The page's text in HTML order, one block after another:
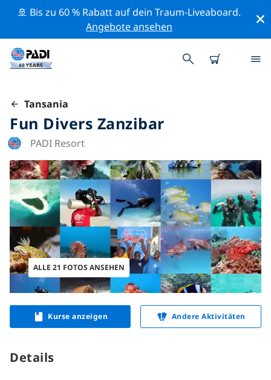
🚢 Bis zu 60 % Rabatt auf dein Traum-Liveaboard.
Angebote ansehen
Tansania
Fun Divers Zanzibar
PADI Resort
ALLE 21 FOTOS ANSEHEN
Kurse anzeigen Andere Aktivitäten
Details